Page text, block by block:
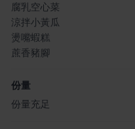
腐乳空心菜
涼拌小黃瓜
燙嘴蝦糕
蔗香豬腳
份量
份量充足